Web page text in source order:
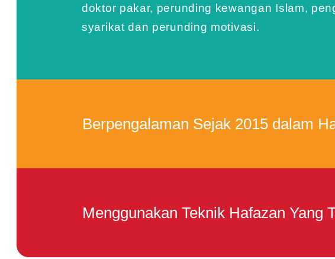
kelas hafazan online personal.
doktor pakar, perunding kewangan Islam,
syarikat dan perunding motivasi.
Berpengalaman Sejak 2015 dalam
Menggunakan Teknik Hafazan Yang